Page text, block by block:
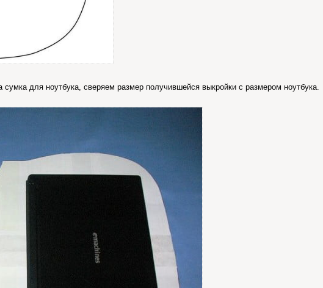
для ноутбука, сверяем размер получившейся выкройки с размером ноутбука.